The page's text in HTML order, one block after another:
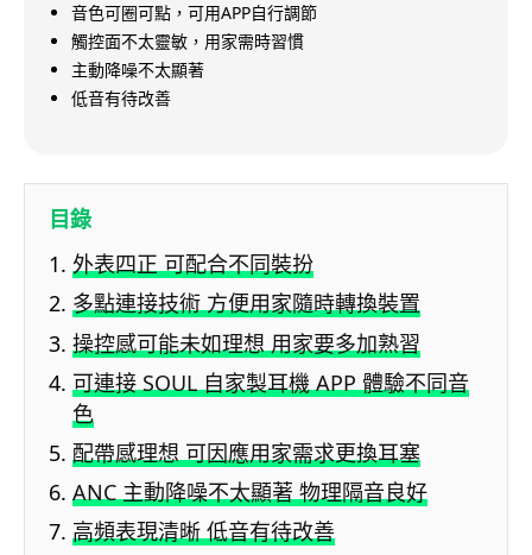
音色可圈可點，可用APP自行調節
觸控面不太靈敏，用家需時習慣
主動降噪不太顯著
低音有待改善
目錄
外表四正 可配合不同裝扮
多點連接技術 方便用家隨時轉換裝置
操控感可能未如理想 用家要多加熟習
可連接 SOUL 自家製耳機 APP 體驗不同音
色
配帶感理想 可因應用家需求更換耳塞
ANC 主動降噪不太顯著 物理隔音良好
高頻表現清晰 低音有待改善